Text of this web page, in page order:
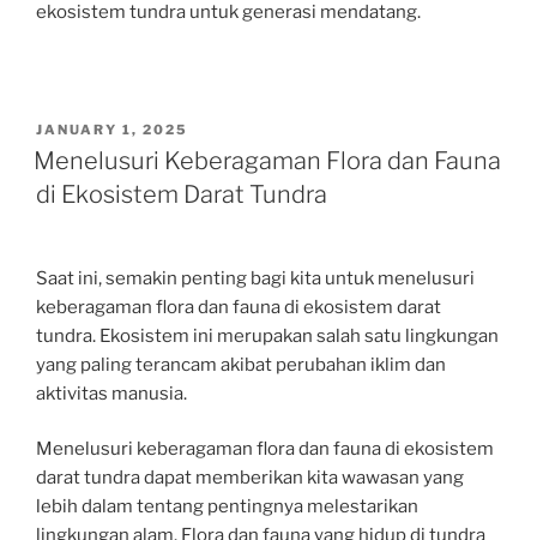
ekosistem tundra untuk generasi mendatang.
POSTED
ON
JANUARY 1, 2025
Menelusuri Keberagaman Flora dan Fauna
di Ekosistem Darat Tundra
Saat ini, semakin penting bagi kita untuk menelusuri
keberagaman flora dan fauna di ekosistem darat
tundra. Ekosistem ini merupakan salah satu lingkungan
yang paling terancam akibat perubahan iklim dan
aktivitas manusia.
Menelusuri keberagaman flora dan fauna di ekosistem
darat tundra dapat memberikan kita wawasan yang
lebih dalam tentang pentingnya melestarikan
lingkungan alam. Flora dan fauna yang hidup di tundra